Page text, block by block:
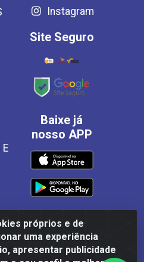
próprios e de
uma experiência
apresentar publicidade
E
Instagram
Site Seguro
Baixe já
nosso APP
de Alimentos LTDA -
310 Galpão - Santa Rosa,
000 - CNPJ 03.504.437/0001-50